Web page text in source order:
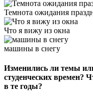
Темнота ожидания
Что я вижу из окна
машины в снегу
Изменились ли темы
студенческих времен?
в те годы?